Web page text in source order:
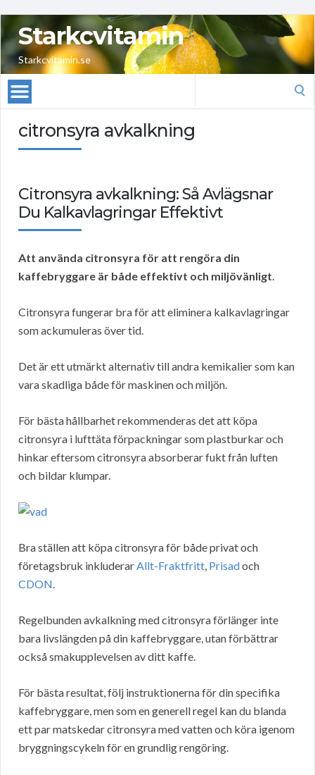
Starkcvitamin
Starkcvitamin.se
citronsyra avkalkning
Citronsyra avkalkning: Så Avlägsnar
Du Kalkavlagringar Effektivt
Att använda citronsyra för att rengöra din
kaffebryggare är både effektivt och miljövänligt.
Citronsyra fungerar bra för att eliminera kalkavlagringar
som ackumuleras över tid.
Det är ett utmärkt alternativ till andra kemikalier som kan
vara skadliga både för maskinen och miljön.
För bästa hållbarhet rekommenderas det att köpa
citronsyra i lufttäta förpackningar som plastburkar och
hinkar eftersom citronsyra absorberar fukt från luften
och bildar klumpar.
Bra ställen att köpa citronsyra för både privat och
företagsbruk inkluderarAllt-Fraktfritt, Prisadoch
CDON.
Regelbunden avkalkning med citronsyra förlänger inte
bara livslängden på din kaffebryggare, utan förbättrar
också smakupplevelsen av ditt kaffe.
För bästa resultat, följ instruktionerna för din specifika
kaffebryggare, men som en generell regel kan du blanda
ett par matskedar citronsyra med vatten och köra igenom
bryggningscykeln för en grundlig rengöring.